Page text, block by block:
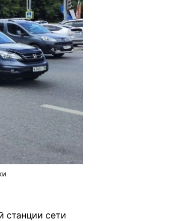
станции сети